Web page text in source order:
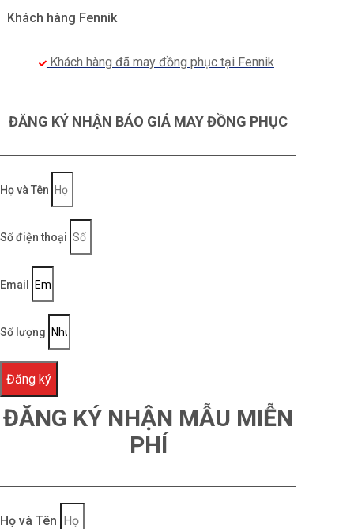
Khách hàng Fennik
Khách hàng đã may đồng phục tại Fennik
ĐĂNG KÝ NHẬN BÁO GIÁ MAY ĐỒNG PHỤC
Họ và Tên
Số điện thoại
Email
Số lượng
Đăng ký
ĐĂNG KÝ NHẬN MẪU MIỄN
PHÍ
Họ và Tên